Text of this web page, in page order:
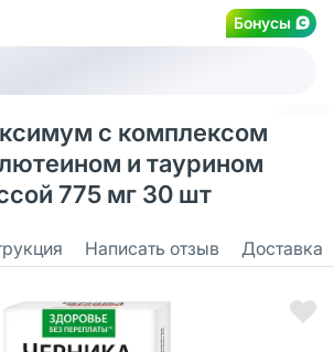
Бонусы
с комплексом
и таурином
775 мг 30 шт
Написать отзыв Доставка